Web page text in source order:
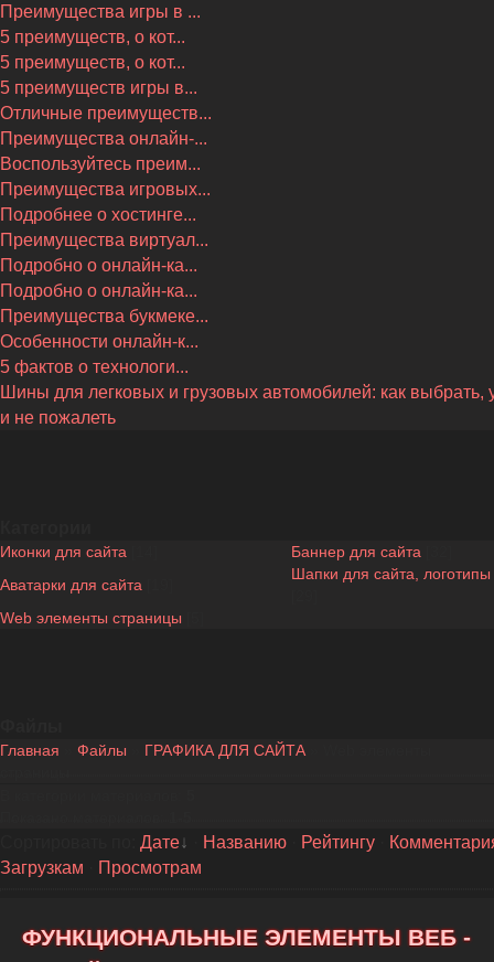
Преимущества игры в ...
5 преимуществ, о кот...
5 преимуществ, о кот...
5 преимуществ игры в...
Отличные преимуществ...
Преимущества онлайн-...
Воспользуйтесь преим...
Преимущества игровых...
Подробнее о хостинге...
Преимущества виртуал...
Подробно о онлайн-ка...
Подробно о онлайн-ка...
Преимущества букмеке...
Особенности онлайн-к...
5 фактов о технологи...
Шины для легковых и грузовых автомобилей: как выбрать,
и не пожалеть
Иконки для сайта Баннер для сайта
Аватарки для сайта
Шапки для сайта, логотипы
Web элементы страницы
Главная Файлы ГРАФИКА ДЛЯ САЙТА
Дате Названию Рейтингу
Загрузкам
Просмотрам
ФУНКЦИОНАЛЬНЫЕ ЭЛЕМЕНТЫ ВЕБ -